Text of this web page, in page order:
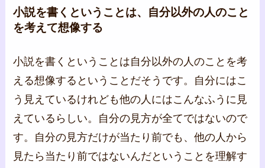
小説を書くということは、自分以外の人のこと
を考えて想像する
小説を書くということは自分以外の人のことを考
える想像するということだそうです。自分にはこ
う見えているけれども他の人にはこんなふうに見
えているらしい。自分の見方が全てではないので
す。自分の見方だけが当たり前でも、他の人から
見たら当たり前ではないんだということを理解す